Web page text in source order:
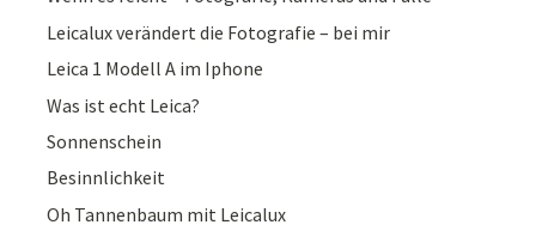
Leicalux verändert die Fotografie – bei mir
Leica 1 Modell A im Iphone
Was ist echt Leica?
Sonnenschein
Besinnlichkeit
Oh Tannenbaum mit Leicalux